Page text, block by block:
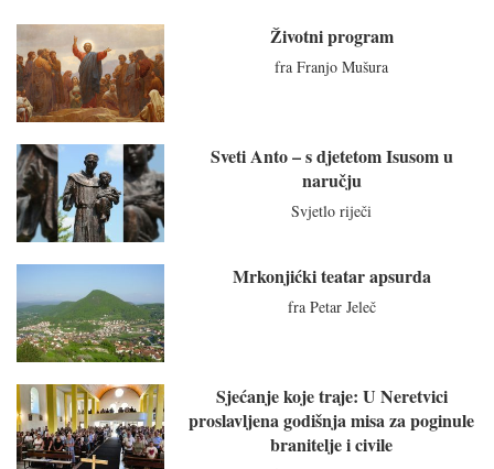
Životni program
fra Franjo Mušura
Sveti Anto – s djetetom Isusom u
naručju
Svjetlo riječi
Mrkonjićki teatar apsurda
fra Petar Jeleč
Sjećanje koje traje: U Neretvici
proslavljena godišnja misa za poginule
branitelje i civile